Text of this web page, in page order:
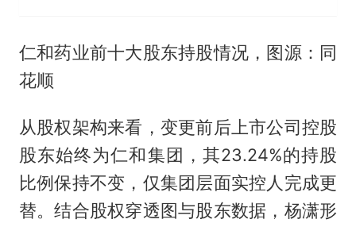
仁和药业前十大股东持股情况，图源：同
花顺
从股权架构来看，变更前后上市公司控股
股东始终为仁和集团，其23.24%的持股
比例保持不变，仅集团层面实控人完成更
替。结合股权穿透图与股东数据，杨潇形